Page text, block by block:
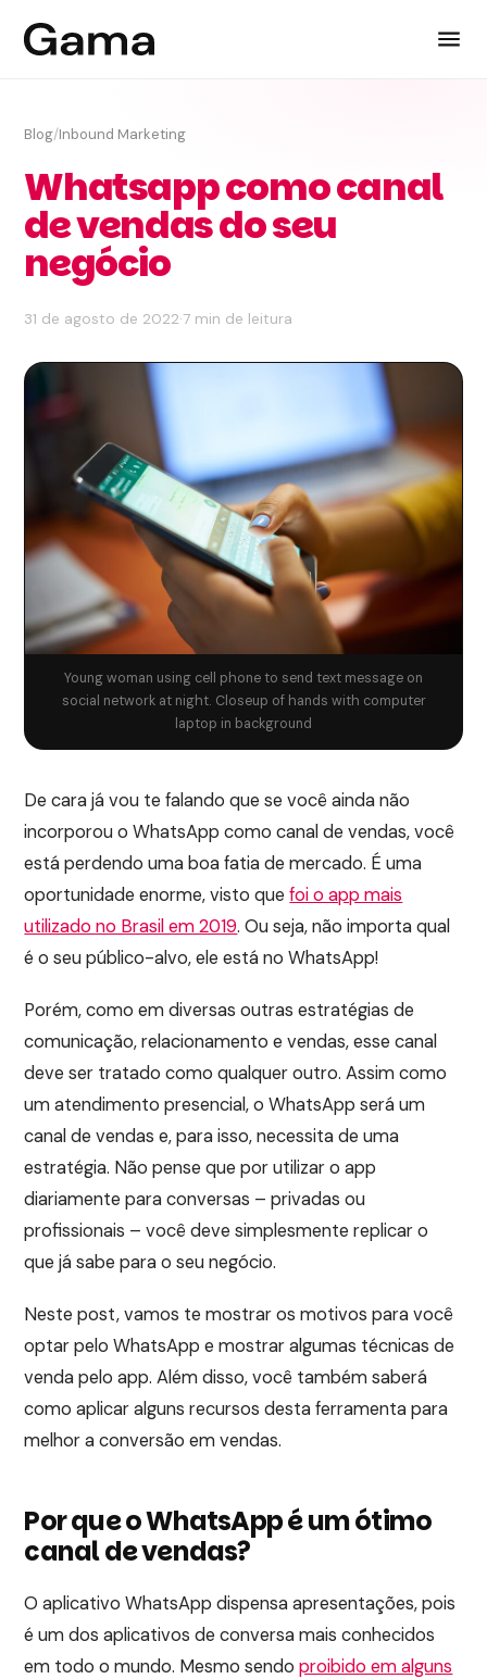
Blog/Inbound Marketing
Whatsapp como canal
de vendas do seu
negócio
31 de agosto de 2022·7 min de leitura
Young woman using cell phone to send text message on
social network at night. Closeup of hands with computer
laptop in background
De cara já vou te falando que se você ainda não
incorporou o WhatsApp como canal de vendas, você
está perdendo uma boa fatia de mercado. É uma
oportunidade enorme, visto quefoi o app mais
utilizado no Brasil em 2019. Ou seja, não importa qual
é o seu público-alvo, ele está no WhatsApp!
Porém, como em diversas outras estratégias de
comunicação, relacionamento e vendas, esse canal
deve ser tratado como qualquer outro. Assim como
um atendimento presencial, o WhatsApp será um
canal de vendas e, para isso, necessita de uma
estratégia. Não pense que por utilizar o app
diariamente para conversas – privadas ou
profissionais – você deve simplesmente replicar o
que já sabe para o seu negócio.
Neste post, vamos te mostrar os motivos para você
optar pelo WhatsApp e mostrar algumas técnicas de
venda pelo app. Além disso, você também saberá
como aplicar alguns recursos desta ferramenta para
melhor a conversão em vendas.
Por que o WhatsApp é um ótimo
canal de vendas?
O aplicativo WhatsApp dispensa apresentações, pois
é um dos aplicativos de conversa mais conhecidos
em todo o mundo. Mesmo sendoproibido em alguns